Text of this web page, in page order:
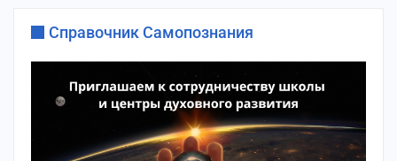
Справочник Самопознания